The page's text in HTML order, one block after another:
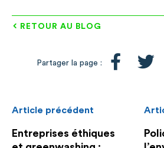
RETOUR AU BLOG
Partager la page :
Article précédent
Entreprises éthiques